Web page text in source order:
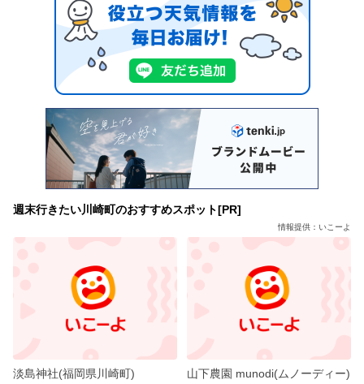
週末行きたい川崎町のおすすめスポット[PR]
情報提供：いこーよ
淡島神社(福岡県川崎町) 山下農園 munodi(ムノーディー)